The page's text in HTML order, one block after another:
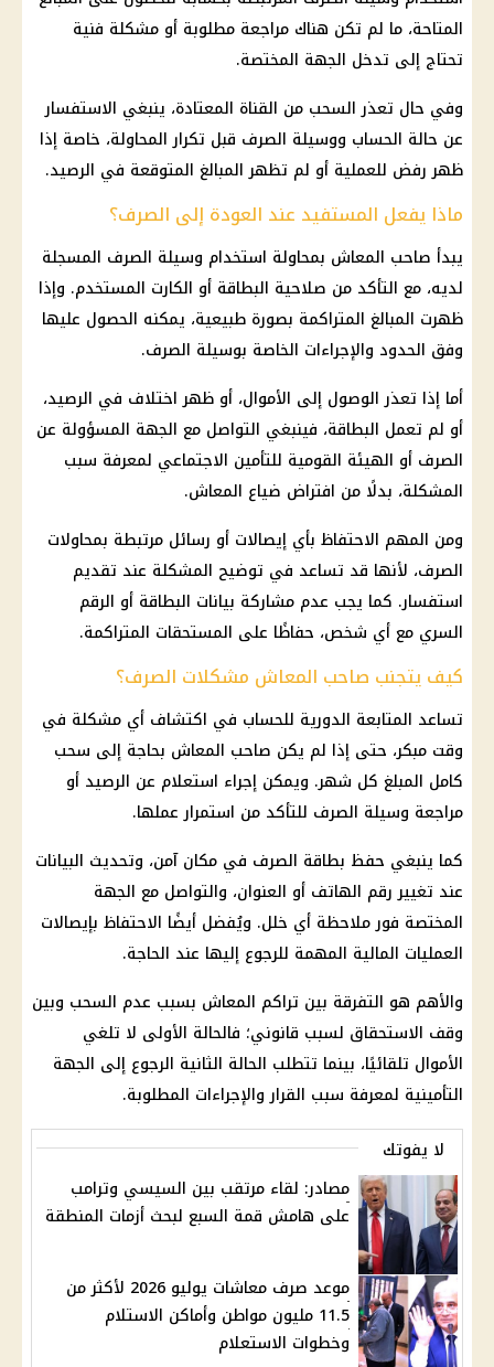
المتاحة، ما لم تكن هناك مراجعة مطلوبة أو مشكلة فنية
تحتاج إلى تدخل الجهة المختصة.
وفي حال تعذر السحب من القناة المعتادة، ينبغي الاستفسار
عن حالة الحساب ووسيلة الصرف قبل تكرار المحاولة، خاصة إذا
ظهر رفض للعملية أو لم تظهر المبالغ المتوقعة في الرصيد.
ماذا يفعل المستفيد عند العودة إلى الصرف؟
يبدأ صاحب المعاش بمحاولة استخدام وسيلة الصرف المسجلة
لديه، مع التأكد من صلاحية البطاقة أو الكارت المستخدم. وإذا
ظهرت المبالغ المتراكمة بصورة طبيعية، يمكنه الحصول عليها
وفق الحدود والإجراءات الخاصة بوسيلة الصرف.
أما إذا تعذر الوصول إلى الأموال، أو ظهر اختلاف في الرصيد،
أو لم تعمل البطاقة، فينبغي التواصل مع الجهة المسؤولة عن
الصرف أو الهيئة القومية للتأمين الاجتماعي لمعرفة سبب
المشكلة، بدلًا من افتراض ضياع المعاش.
ومن المهم الاحتفاظ بأي إيصالات أو رسائل مرتبطة بمحاولات
الصرف، لأنها قد تساعد في توضيح المشكلة عند تقديم
استفسار. كما يجب عدم مشاركة بيانات البطاقة أو الرقم
السري مع أي شخص، حفاظًا على المستحقات المتراكمة.
كيف يتجنب صاحب المعاش مشكلات الصرف؟
تساعد المتابعة الدورية للحساب في اكتشاف أي مشكلة في
وقت مبكر، حتى إذا لم يكن صاحب المعاش بحاجة إلى سحب
كامل المبلغ كل شهر. ويمكن إجراء استعلام عن الرصيد أو
مراجعة وسيلة الصرف للتأكد من استمرار عملها.
كما ينبغي حفظ بطاقة الصرف في مكان آمن، وتحديث البيانات
عند تغيير رقم الهاتف أو العنوان، والتواصل مع الجهة
المختصة فور ملاحظة أي خلل. ويُفضل أيضًا الاحتفاظ بإيصالات
العمليات المالية المهمة للرجوع إليها عند الحاجة.
والأهم هو التفرقة بين تراكم المعاش بسبب عدم السحب وبين
وقف الاستحقاق لسبب قانوني؛ فالحالة الأولى لا تلغي
الأموال تلقائيًا، بينما تتطلب الحالة الثانية الرجوع إلى الجهة
التأمينية لمعرفة سبب القرار والإجراءات المطلوبة.
لا يفوتك
مصادر: لقاء مرتقب بين السيسي وترامب
على هامش قمة السبع لبحث أزمات المنطقة
موعد صرف معاشات يوليو 2026 لأكثر من
11.5 مليون مواطن وأماكن الاستلام
وخطوات الاستعلام